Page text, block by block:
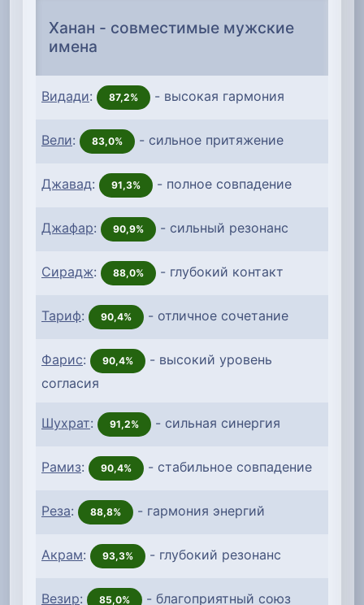
Ханан - совместимые мужские
имена
Видади: 87,2% - высокая гармония
Вели: 83,0% - сильное притяжение
Джавад: 91,3% - полное совпадение
Джафар: 90,9% - сильный резонанс
Сирадж: 88,0% - глубокий контакт
Тариф: 90,4% - отличное сочетание
Фарис: 90,4%
- высокий уровень
согласия
Шухрат: 91,2% - сильная синергия
Рамиз: 90,4% - стабильное совпадение
Реза: 88,8% - гармония энергий
Акрам: 93,3% - глубокий резонанс
Везир: 85,0% - благоприятный союз